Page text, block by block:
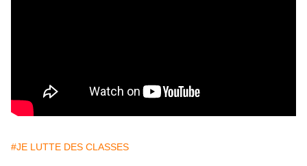
#JE LUTTE DES CLASSES